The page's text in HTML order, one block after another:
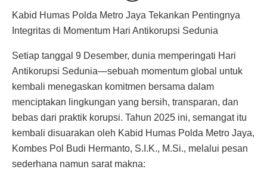
Kabid Humas Polda Metro Jaya Tekankan Pentingnya
Integritas di Momentum Hari Antikorupsi Sedunia
Setiap tanggal 9 Desember, dunia memperingati Hari
Antikorupsi Sedunia—sebuah momentum global untuk
kembali menegaskan komitmen bersama dalam
menciptakan lingkungan yang bersih, transparan, dan
bebas dari praktik korupsi. Tahun 2025 ini, semangat itu
kembali disuarakan oleh Kabid Humas Polda Metro Jaya,
Kombes Pol Budi Hermanto, S.I.K., M.Si., melalui pesan
sederhana namun sarat makna: